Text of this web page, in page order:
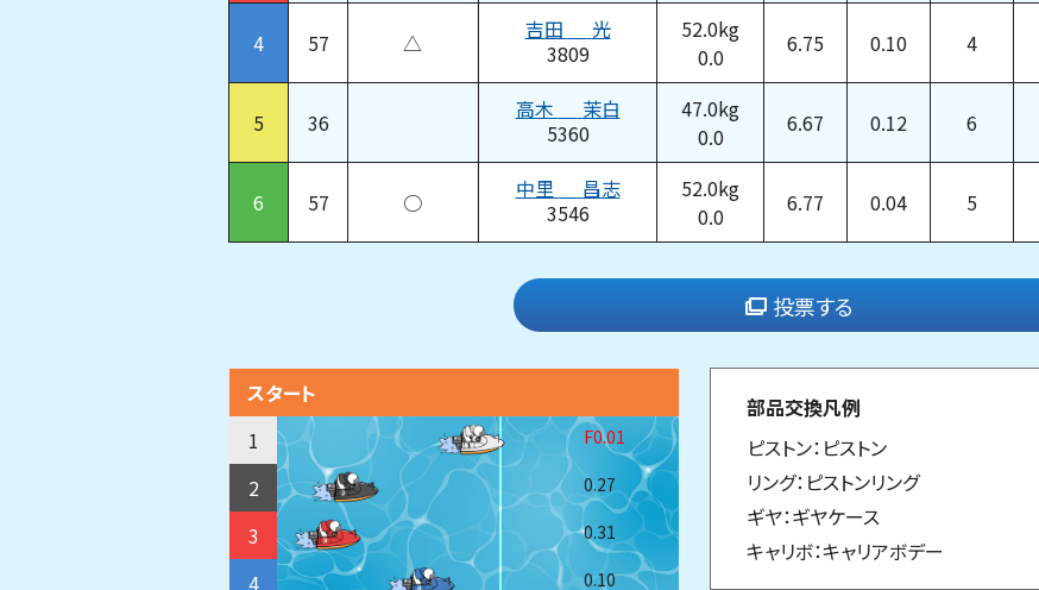
4 57 △
吉田
光
3809
52.0kg
0.0
6.75 0.10 4
5 36
高木
茉白
5360
47.0kg
0.0
6.67 0.12 6
6 57 ○
中里
昌志
3546
52.0kg
0.0
6.77 0.04 5
投票する
スタート
1
F0.01
2 0.27
3 0.31
4 0.10
部品交換凡例
ピストン：ピストン
リング：ピストンリング
ギヤ：ギヤケース
キャリボ：キャリアボデー